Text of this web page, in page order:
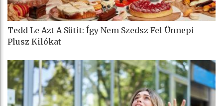
Tedd Le Azt A Sütit: Így Nem Szedsz Fel Ünnepi
Plusz Kilókat